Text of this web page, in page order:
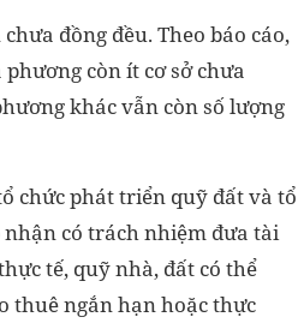
đồng đều. Theo báo cáo,
còn ít cơ sở chưa
khác vẫn còn số lượng
chức phát triển quỹ đất và tổ
có trách nhiệm đưa tài
tế, quỹ nhà, đất có thể
thuê ngắn hạn hoặc thực